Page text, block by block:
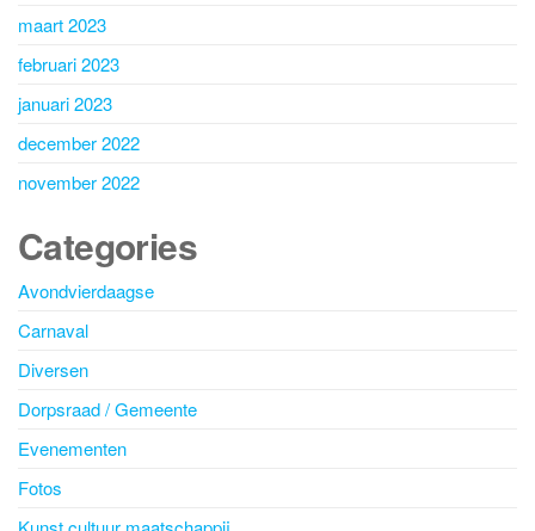
maart 2023
februari 2023
januari 2023
december 2022
november 2022
Categories
Avondvierdaagse
Carnaval
Diversen
Dorpsraad / Gemeente
Evenementen
Fotos